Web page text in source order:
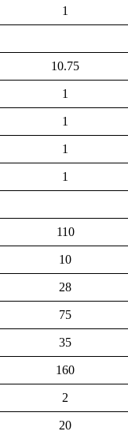
1
10.75
1
1
1
1
110
10
28
75
35
160
2
20